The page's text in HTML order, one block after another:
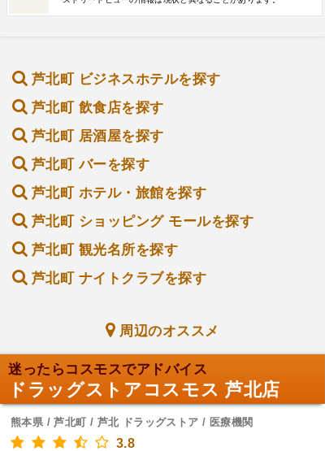
芦北町 ビジネスホテルを探す
芦北町 飲食店を探す
芦北町 居酒屋を探す
芦北町 バーを探す
芦北町 ホテル・旅館を探す
芦北町 ショッピング モールを探す
芦北町 観光名所を探す
芦北町 ナイトクラブを探す
周辺のオススメ
迷ったらコスモスでアドバイス
ドラッグストアコスモス 芦北店
熊本県 / 芦北町 / 芦北 ドラッグストア / 医療機関
3.8